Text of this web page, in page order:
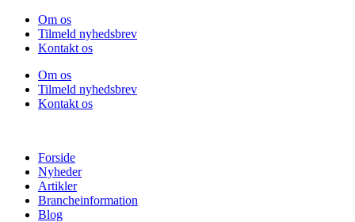
Videre
indhold
Om os
Tilmeld nyhedsbrev
Kontakt os
Om os
Tilmeld nyhedsbrev
Kontakt os
Forside
Nyheder
Artikler
Brancheinformation
Blog